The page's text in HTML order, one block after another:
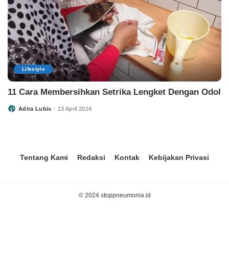
Lifestyle
11 Cara Membersihkan Setrika Lengket Dengan Odol
Adira Lubis 13 April 2024
Tentang Kami Redaksi Kontak Kebijakan Privasi
© 2024 stoppneumonia.id